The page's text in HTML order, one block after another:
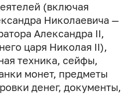
(включая
Николаевича —
Александра II,
царя Николая II),
техника, сейфы,
монет, предметы
денег, документы,